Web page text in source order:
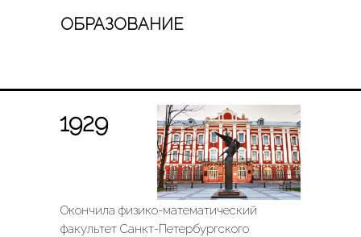
ОБРАЗОВАНИЕ
1929
Окончила физико-математический
факультет Санкт-Петербургского